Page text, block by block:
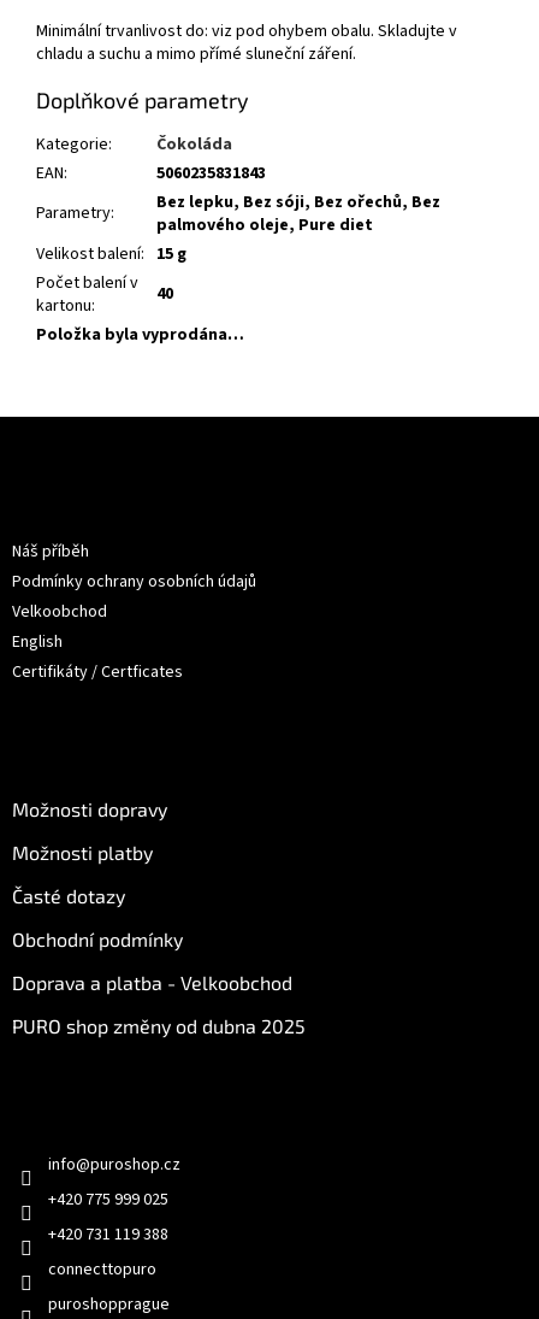
Minimální trvanlivost do: viz pod ohybem obalu. Skladujte v
chladu a suchu a mimo přímé sluneční záření.
Doplňkové parametry
Kategorie:
Čokoláda
EAN:
5060235831843
Parametry:
Bez lepku, Bez sóji, Bez ořechů, Bez
palmového oleje, Pure diet
Velikost balení: 15 g
Počet balení v
kartonu:
40
Položka byla vyprodána…
Náš příběh
Podmínky ochrany osobních údajů
Velkoobchod
English
Certifikáty / Certficates
Možnosti dopravy
Možnosti platby
Časté dotazy
Obchodní podmínky
Doprava a platba - Velkoobchod
PURO shop změny od dubna 2025
info@puroshop.cz
+420 775 999 025
+420 731 119 388
connecttopuro
puroshopprague